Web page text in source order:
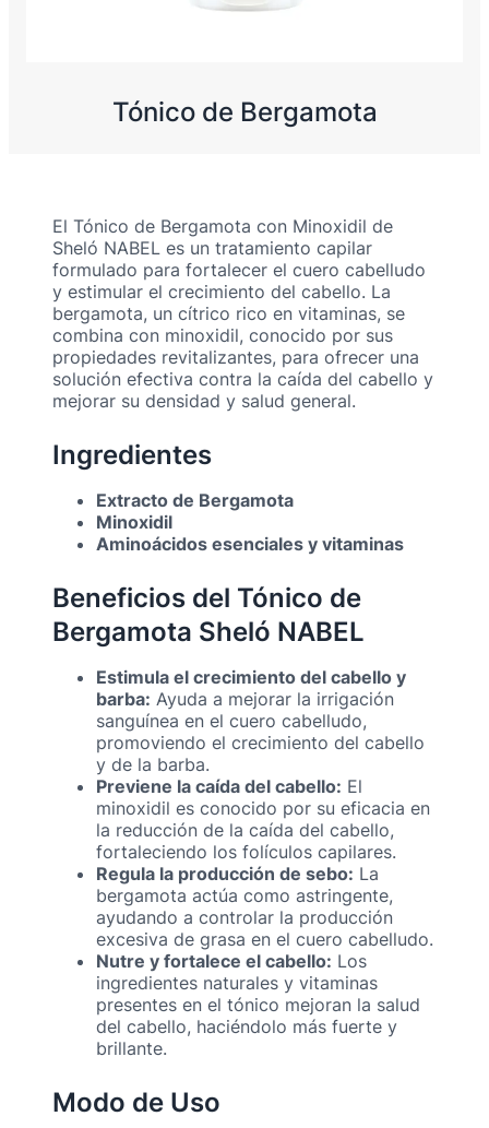
Tónico de Bergamota
El Tónico de Bergamota con Minoxidil de
Sheló NABEL es un tratamiento capilar
formulado para fortalecer el cuero cabelludo
y estimular el crecimiento del cabello. La
bergamota, un cítrico rico en vitaminas, se
combina con minoxidil, conocido por sus
propiedades revitalizantes, para ofrecer una
solución efectiva contra la caída del cabello y
mejorar su densidad y salud general.
Ingredientes
Extracto de Bergamota
Minoxidil
Aminoácidos esenciales y vitaminas
Beneficios del Tónico de
Bergamota Sheló NABEL
Estimula el crecimiento del cabello y
barba: Ayuda a mejorar la irrigación
sanguínea en el cuero cabelludo,
promoviendo el crecimiento del cabello
y de la barba.
Previene la caída del cabello: El
minoxidil es conocido por su eficacia en
la reducción de la caída del cabello,
fortaleciendo los folículos capilares.
Regula la producción de sebo: La
bergamota actúa como astringente,
ayudando a controlar la producción
excesiva de grasa en el cuero cabelludo.
Nutre y fortalece el cabello: Los
ingredientes naturales y vitaminas
presentes en el tónico mejoran la salud
del cabello, haciéndolo más fuerte y
brillante.
Modo de Uso